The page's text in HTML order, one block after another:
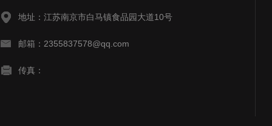
地址：江苏南京市白马镇食品园大道10号
邮箱：2355837578@qq.com
传真：